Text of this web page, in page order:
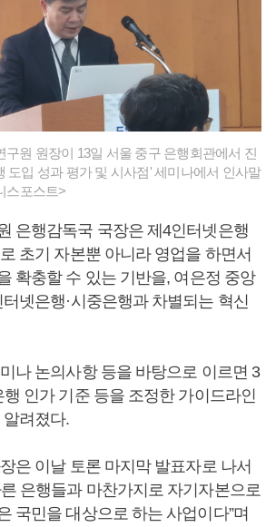
원 원장이 13일 서울 중구 은행회관에서 진
도입 성과 평가 및 시사점' 세미나에서 인사말
스포스트>
은행감독국 국장은 제4인터넷은행
초기 자본뿐 아니라 영업을 하면서
확충할 수 있는 기반을, 여은정 중앙
넷은행·시중은행과 차별되는 혁신
나 논의사항 등을 바탕으로 이르면 3
인가 기준 등을 조정한 가이드라인
려졌다.
은 이날 토론 마지막 발표자로 나서
은행들과 마찬가지로 자기자본으로
국민을 대상으로 하는 사업이다”며